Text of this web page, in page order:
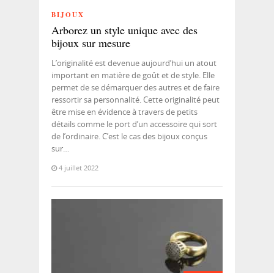
BIJOUX
Arborez un style unique avec des
bijoux sur mesure
L’originalité est devenue aujourd’hui un atout
important en matière de goût et de style. Elle
permet de se démarquer des autres et de faire
ressortir sa personnalité. Cette originalité peut
être mise en évidence à travers de petits
détails comme le port d’un accessoire qui sort
de l’ordinaire. C’est le cas des bijoux conçus
sur…
4 juillet 2022